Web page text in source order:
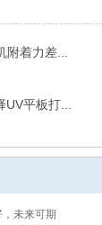
附着力差...
UV平板打...
未来可期